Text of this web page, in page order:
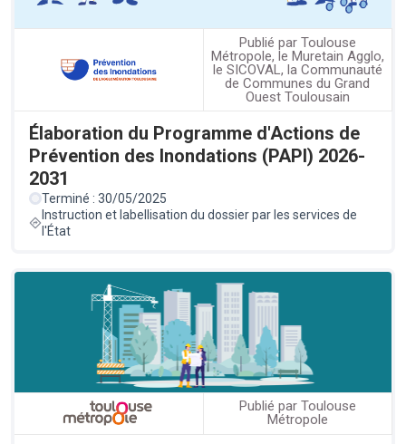
Publié par Toulouse
Métropole, le Muretain Agglo,
le SICOVAL, la Communauté
de Communes du Grand
Ouest Toulousain
Élaboration du Programme d'Actions de
Prévention des Inondations (PAPI) 2026-
2031
Terminé : 30/05/2025
Instruction et labellisation du dossier par les services de
l'État
Publié par Toulouse
Métropole